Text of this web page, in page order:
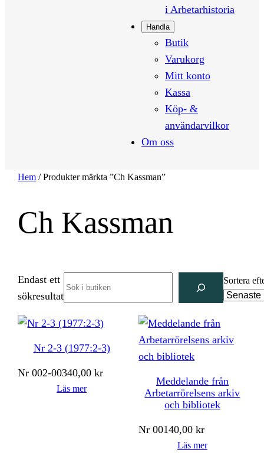
i Arbetarhistoria
Handla
Butik
Varukorg
Mitt konto
Kassa
Köp- &
användarvilkor
Om oss
Hem / Produkter märkta ”Ch Kassman”
Ch Kassman
Endast ett
sökresultat
Sortera
Nr 2-3 (1977:2-3)
Nr 002-00340,00kr
Läs mer
Meddelande från
Arbetarrörelsens arkiv
och bibliotek
Nr 00140,00kr
Läs mer